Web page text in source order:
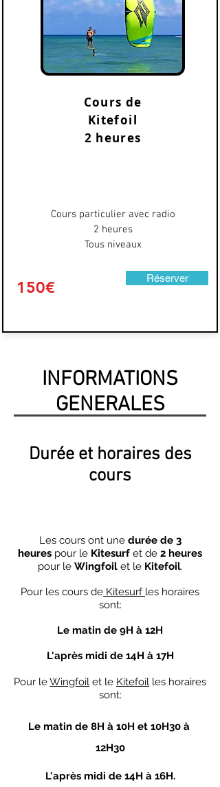
Cours de
Kitefoil
2 heures
Cours particulier avec radio
2 heures
Tous niveaux
150€ Réserver
INFORMATIONS
GENERALES
Durée et horaires des
cours
Les cours ont une durée de 3
heures pour le Kitesurf et de 2 heures
pour le Wingfoil et le Kitefoil.
Pour les cours de Kitesurf les horaires
sont:
Le matin de 9H à 12H
L'après midi de 14H à 17H
Pour leWingfoil et le Kitefoil les horaires
sont:
Le matin de 8H à 10H et 10H30 à
12H30
L'après midi de 14H à 16H.